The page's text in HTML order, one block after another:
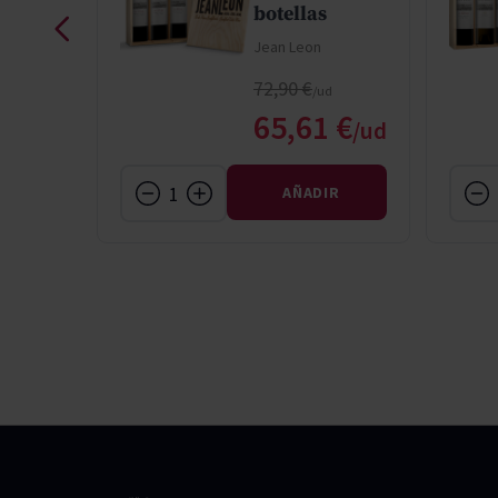
botellas
Jean Leon
Precio especial
65,61 €
Precio normal
72,90 €
AÑADIR